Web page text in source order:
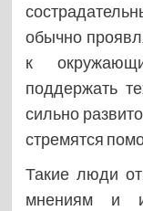
обычно
к
поддержать
сильно
стремятся
Такие люди
мнениям и